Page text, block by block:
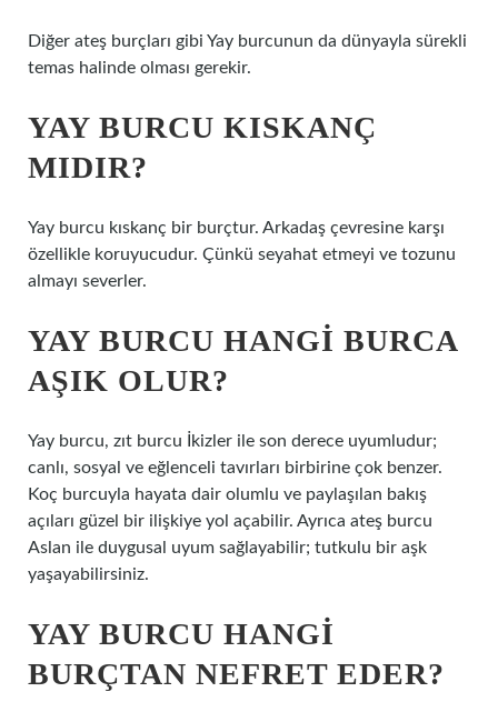
Diğer ateş burçları gibi Yay burcunun da dünyayla sürekli
temas halinde olması gerekir.
YAY BURCU KISKANÇ
MIDIR?
Yay burcu kıskanç bir burçtur. Arkadaş çevresine karşı
özellikle koruyucudur. Çünkü seyahat etmeyi ve tozunu
almayı severler.
YAY BURCU HANGI BURCA
AŞIK OLUR?
Yay burcu, zıt burcu İkizler ile son derece uyumludur;
canlı, sosyal ve eğlenceli tavırları birbirine çok benzer.
Koç burcuyla hayata dair olumlu ve paylaşılan bakış
açıları güzel bir ilişkiye yol açabilir. Ayrıca ateş burcu
Aslan ile duygusal uyum sağlayabilir; tutkulu bir aşk
yaşayabilirsiniz.
YAY BURCU HANGI
BURÇTAN NEFRET EDER?